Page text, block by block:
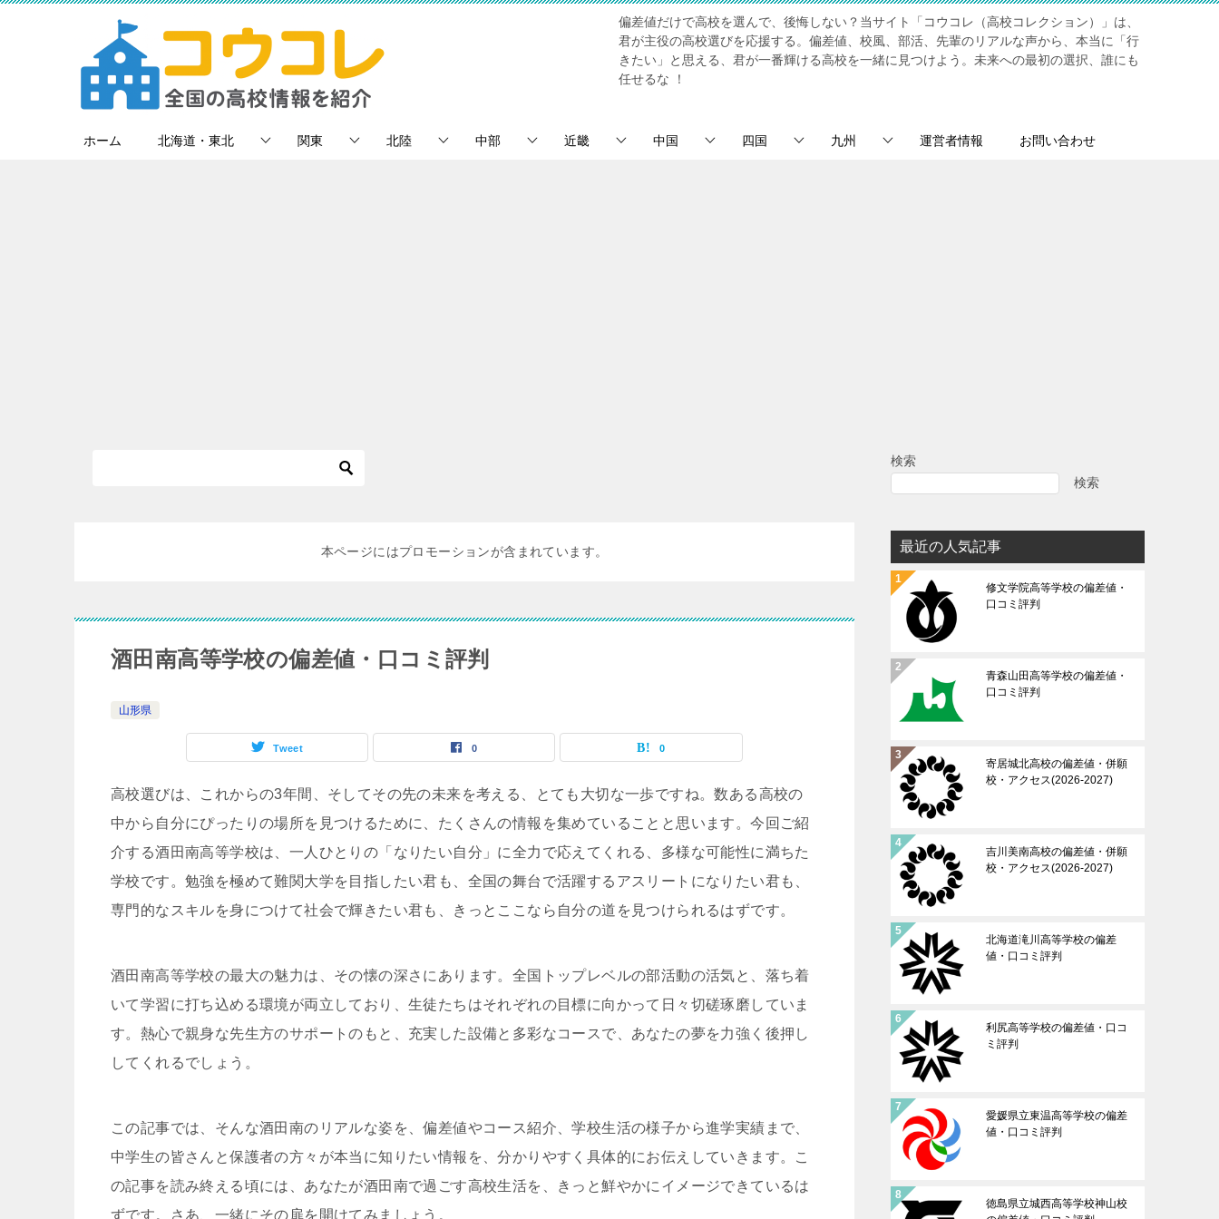
偏差値だけで高校を選んで、後悔しない？当サイト「コウコレ（高校コレクション）」は、
君が主役の高校選びを応援する。偏差値、校風、部活、先輩のリアルな声から、本当に「行
きたい」と思える、君が一番輝ける高校を一緒に見つけよう。未来への最初の選択、誰にも
任せるな ！
ホーム 北海道・東北 関東 北陸 中部 近畿 中国 四国 九州 運営者情報 お問い合わせ
本ページにはプロモーションが含まれています。
酒田南高等学校の偏差値・口コミ評判
山形県
Tweet 0 0
高校選びは、これからの3年間、そしてその先の未来を考える、とても大切な一歩ですね。数ある高校の
中から自分にぴったりの場所を見つけるために、たくさんの情報を集めていることと思います。今回ご紹
介する酒田南高等学校は、一人ひとりの「なりたい自分」に全力で応えてくれる、多様な可能性に満ちた
学校です。勉強を極めて難関大学を目指したい君も、全国の舞台で活躍するアスリートになりたい君も、
専門的なスキルを身につけて社会で輝きたい君も、きっとここなら自分の道を見つけられるはずです。
酒田南高等学校の最大の魅力は、その懐の深さにあります。全国トップレベルの部活動の活気と、落ち着
いて学習に打ち込める環境が両立しており、生徒たちはそれぞれの目標に向かって日々切磋琢磨していま
す。熱心で親身な先生方のサポートのもと、充実した設備と多彩なコースで、あなたの夢を力強く後押し
してくれるでしょう。
この記事では、そんな酒田南のリアルな姿を、偏差値やコース紹介、学校生活の様子から進学実績まで、
中学生の皆さんと保護者の方々が本当に知りたい情報を、分かりやすく具体的にお伝えしていきます。こ
の記事を読み終える頃には、あなたが酒田南で過ごす高校生活を、きっと鮮やかにイメージできているは
ずです。さあ、一緒にその扉を開けてみましょう。
検索
検索
最近の人気記事
修文学院高等学校の偏差値・
口コミ評判
青森山田高等学校の偏差値・
口コミ評判
寄居城北高校の偏差値・併願
校・アクセス(2026-2027)
吉川美南高校の偏差値・併願
校・アクセス(2026-2027)
北海道滝川高等学校の偏差
値・口コミ評判
利尻高等学校の偏差値・口コ
ミ評判
愛媛県立東温高等学校の偏差
値・口コミ評判
徳島県立城西高等学校神山校